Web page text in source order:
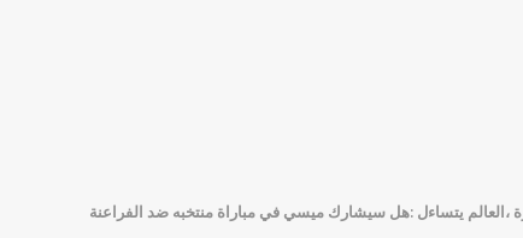
،العالم يتساءل :هل سيشارك ميسي في مباراة منتخبه ضد الفراعنة